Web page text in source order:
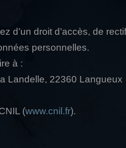
d’un droit d’accès, de
personnelles.
à :
Landelle, 22360 Langueux
(www.cnil.fr).